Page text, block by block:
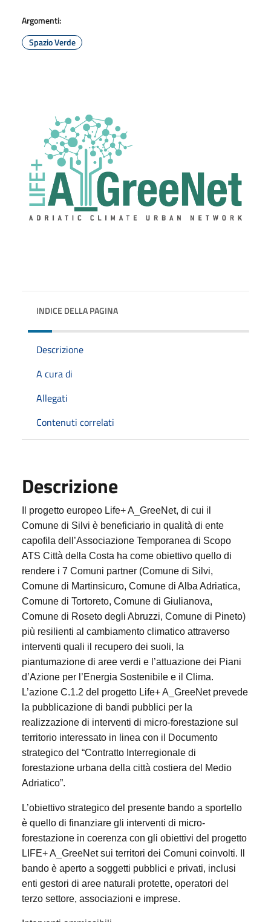
Argomenti:
Spazio Verde
INDICE DELLA PAGINA
Descrizione
A cura di
Allegati
Contenuti correlati
Descrizione
Il progetto europeo Life+ A_GreeNet, di cui il
Comune di Silvi è beneficiario in qualità di ente
capofila dell’Associazione Temporanea di Scopo
ATS Città della Costa ha come obiettivo quello di
rendere i 7 Comuni partner (Comune di Silvi,
Comune di Martinsicuro, Comune di Alba Adriatica,
Comune di Tortoreto, Comune di Giulianova,
Comune di Roseto degli Abruzzi, Comune di Pineto)
più resilienti al cambiamento climatico attraverso
interventi quali il recupero dei suoli, la
piantumazione di aree verdi e l’attuazione dei Piani
d’Azione per l’Energia Sostenibile e il Clima.
L’azione C.1.2 del progetto Life+ A_GreeNet prevede
la pubblicazione di bandi pubblici per la
realizzazione di interventi di micro-forestazione sul
territorio interessato in linea con il Documento
strategico del “Contratto Interregionale di
forestazione urbana della città costiera del Medio
Adriatico”.
L’obiettivo strategico del presente bando a sportello
è quello di finanziare gli interventi di micro-
forestazione in coerenza con gli obiettivi del progetto
LIFE+ A_GreeNet sui territori dei Comuni coinvolti. Il
bando è aperto a soggetti pubblici e privati, inclusi
enti gestori di aree naturali protette, operatori del
terzo settore, associazioni e imprese.